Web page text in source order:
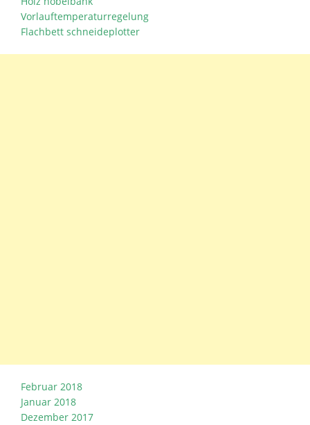
Vorlauftemperaturregelung
Flachbett schneideplotter
Februar 2018
Januar 2018
Dezember 2017